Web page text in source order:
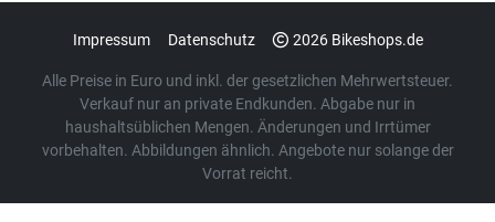
Impressum Datenschutz 2026 Bikeshops.de
Alle Preise in Euro und inkl. der gesetzlichen Mehrwertsteuer.
Verkauf nur an private Endkunden. Abgabe nur in
haushaltsüblichen Mengen. Änderungen und Irrtümer
vorbehalten. Abbildungen ähnlich. Angebote nur solange der
Vorrat reicht.